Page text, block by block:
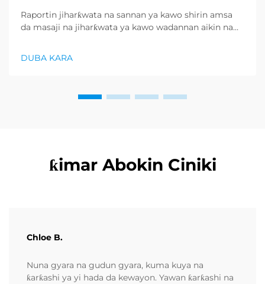
Raportin jiharƙwata na sannan ya kawo shirin amsa
da masaji na jiharƙwata ya kawo wadannan aikin na
products ya zo. Distributors suka fara takadda ...
DUBA KARA
ƙimar Abokin Ciniki
Chloe B.
Nuna gyara na gudun gyara, kuma kuya na
ƙarƙashi ya yi hada da kewayon. Yawan ƙarƙashi na